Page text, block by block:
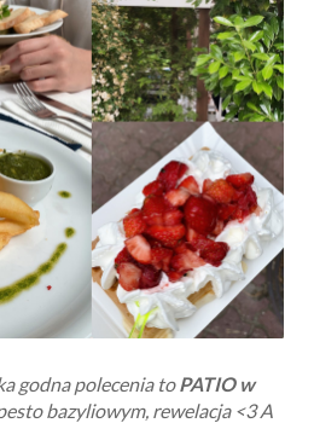
godna polecenia to PATIO w
bazyliowym, rewelacja <3 A